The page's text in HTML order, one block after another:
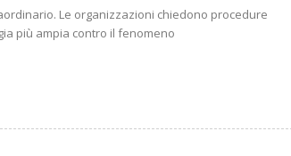
Le organizzazioni chiedono procedure
più ampia contro il fenomeno